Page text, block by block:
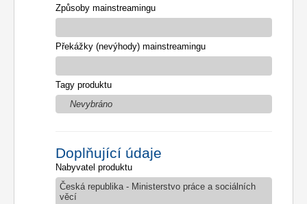
Způsoby mainstreamingu
Překážky (nevýhody) mainstreamingu
Tagy produktu
Nevybráno
Doplňující údaje
Nabyvatel produktu
Česká republika - Ministerstvo práce a sociálních
věcí